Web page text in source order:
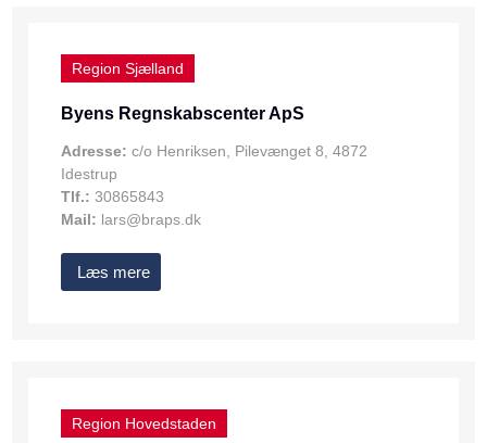
Region Sjælland
Byens Regnskabscenter ApS
Adresse: c/o Henriksen, Pilevænget 8, 4872
Idestrup
Tlf.: 30865843
Mail: lars@braps.dk
Læs mere
Region Hovedstaden